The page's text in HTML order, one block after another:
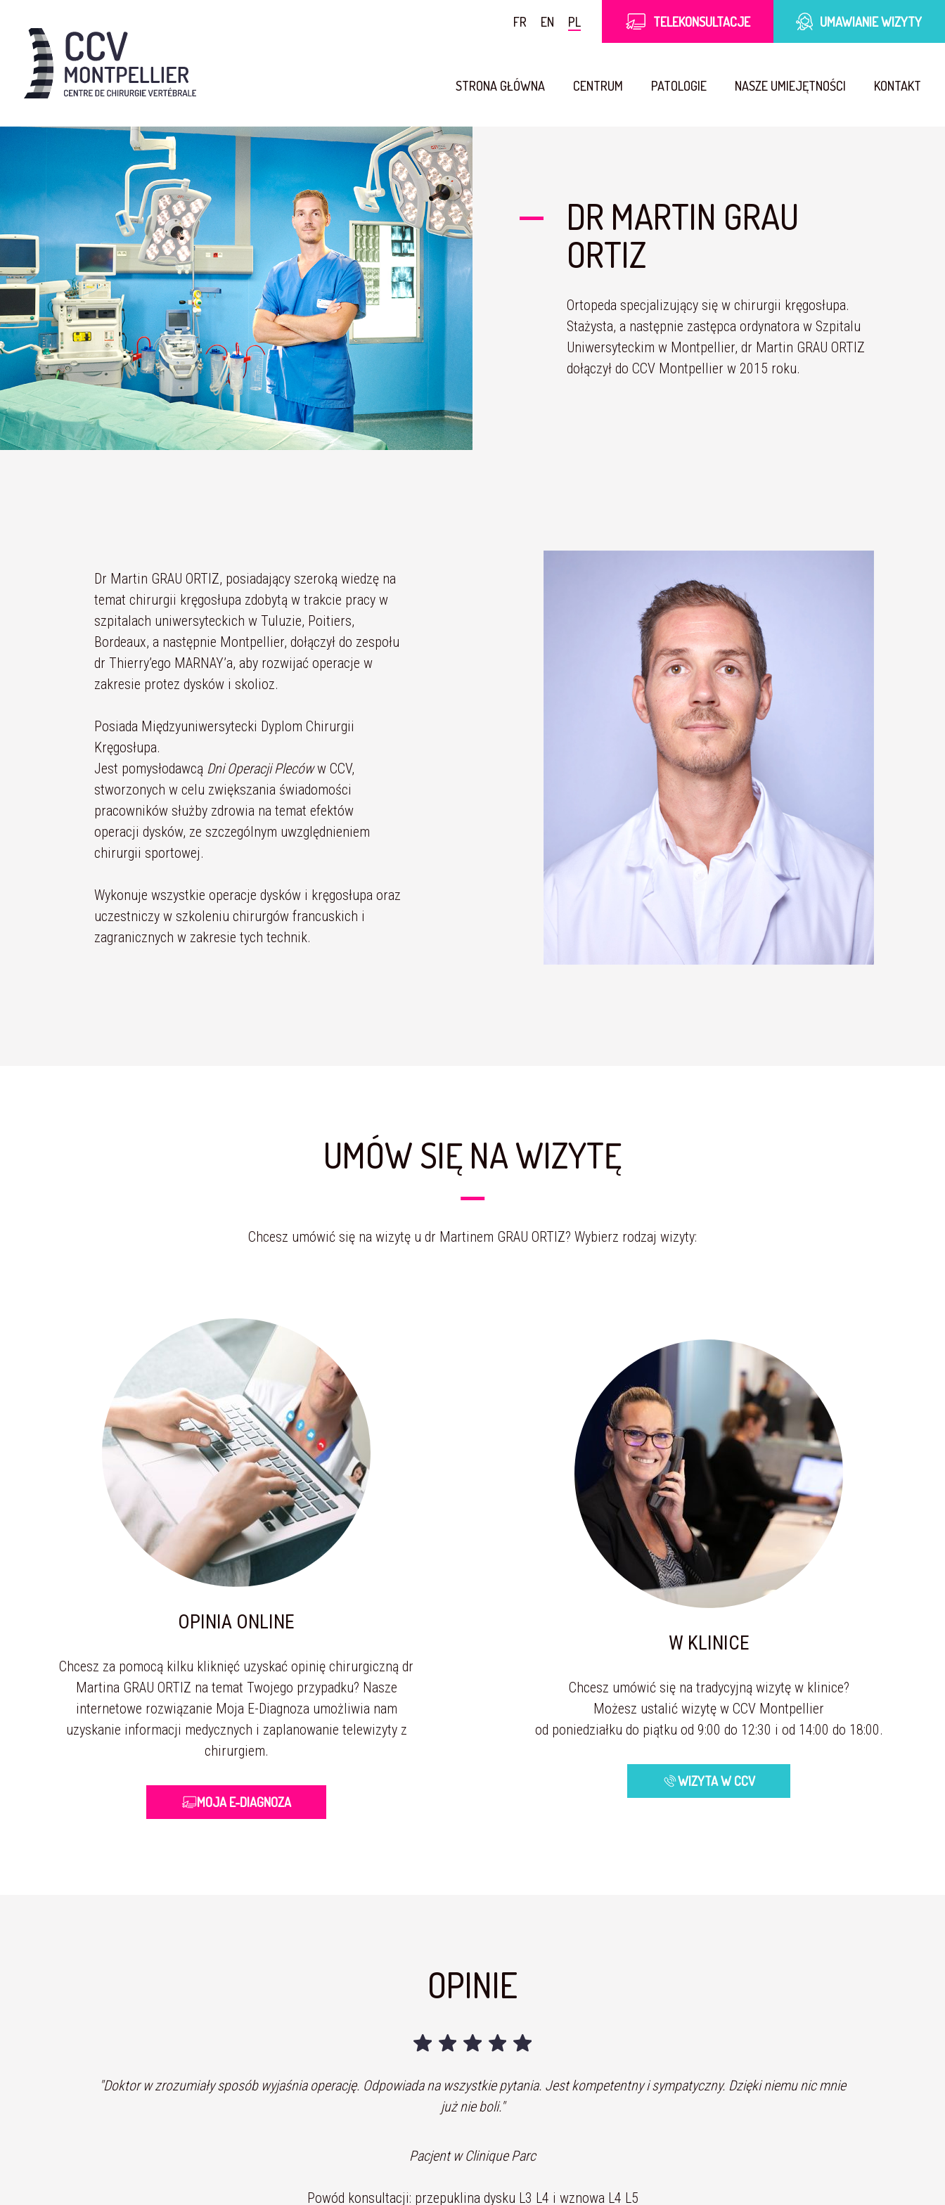
STRONA GŁÓWNA CENTRUM PATOLOGIE NASZE UMIEJĘTNOŚCI KONTAKT
FR EN PL TELEKONSULTACJE UMAWIANIE WIZYTY
DR MARTIN GRAU
ORTIZ
Ortopeda specjalizujący się w chirurgii kręgosłupa.
Stażysta, a następnie zastępca ordynatora w Szpitalu
Uniwersyteckim w Montpellier, dr Martin GRAU ORTIZ
dołączył do CCV Montpellier w 2015 roku.
Dr Martin GRAU ORTIZ, posiadający szeroką wiedzę na
temat chirurgii kręgosłupa zdobytą w trakcie pracy w
szpitalach uniwersyteckich w Tuluzie, Poitiers,
Bordeaux, a następnie Montpellier, dołączył do zespołu
dr Thierry’ego MARNAY’a, aby rozwijać operacje w
zakresie protez dysków i skolioz.
Posiada Międzyuniwersytecki Dyplom Chirurgii
Kręgosłupa.
Jest pomysłodawcą Dni Operacji Plecóww CCV,
stworzonych w celu zwiększania świadomości
pracowników służby zdrowia na temat efektów
operacji dysków, ze szczególnym uwzględnieniem
chirurgii sportowej.
Wykonuje wszystkie operacje dysków i kręgosłupa oraz
uczestniczy w szkoleniu chirurgów francuskich i
zagranicznych w zakresie tych technik.
UMÓW SIĘ NA WIZYTĘ
Chcesz umówić się na wizytę u dr Martinem GRAU ORTIZ? Wybierz rodzaj wizyty:
OPINIA ONLINE
Chcesz za pomocą kilku kliknięć uzyskać opinię chirurgiczną dr
Martina GRAU ORTIZ na temat Twojego przypadku? Nasze
internetowe rozwiązanie Moja E-Diagnoza umożliwia nam
uzyskanie informacji medycznych i zaplanowanie telewizyty z
chirurgiem.
MOJA E-DIAGNOZA
W KLINICE
Chcesz umówić się na tradycyjną wizytę w klinice?
Możesz ustalić wizytę w CCV Montpellier
od poniedziałku do piątku od 9:00 do 12:30 i od 14:00 do 18:00.
WIZYTA W CCV
OPINIE
"Umie słuchać, na spokojnie wszystko wyjaśnia."